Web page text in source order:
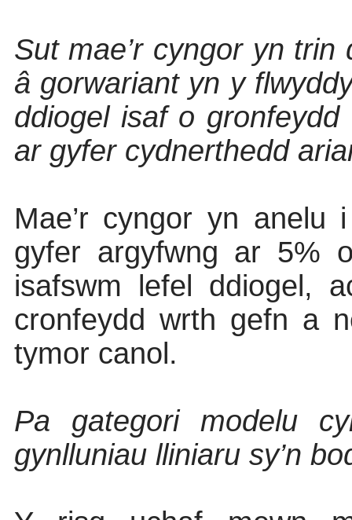
Sut mae’r cyngor yn
â gorwariant yn y
ddiogel isaf o
ar gyfer cydnerthedd
Mae’r cyngor yn
gyfer argyfwng ar 5%
isafswm lefel ddiogel,
cronfeydd wrth gefn a
tymor canol.
Pa gategori modelu
gynlluniau lliniaru sy’n